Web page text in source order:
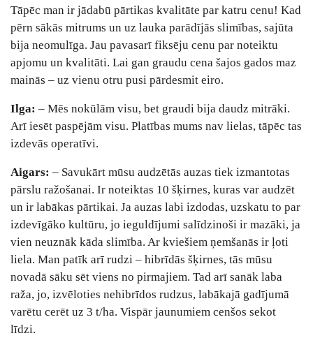
Tāpēc man ir jādabū pārtikas kvalitāte par katru cenu! Kad
pērn sākās mitrums un uz lauka parādījās slimības, sajūta
bija neomulīga. Jau pavasarī fiksēju cenu par noteiktu
apjomu un kvalitāti. Lai gan graudu cena šajos gados maz
mainās – uz vienu otru pusi pārdesmit eiro.
Ilga: – Mēs nokūlām visu, bet graudi bija daudz mitrāki.
Arī iesēt paspējām visu. Platības mums nav lielas, tāpēc tas
izdevās operatīvi.
Aigars: – Savukārt mūsu audzētās auzas tiek izmantotas
pārslu ražošanai. Ir noteiktas 10 šķirnes, kuras var audzēt
un ir labākas pārtikai. Ja auzas labi izdodas, uzskatu to par
izdevīgāko kultūru, jo ieguldījumi salīdzinoši ir mazāki, ja
vien neuznāk kāda slimība. Ar kviešiem ņemšanās ir ļoti
liela. Man patīk arī rudzi – hibrīdās šķirnes, tās mūsu
novadā sāku sēt viens no pirmajiem. Tad arī sanāk laba
raža, jo, izvēloties nehibrīdos rudzus, labākajā gadījumā
varētu cerēt uz 3 t/ha. Vispār jaunumiem cenšos sekot
līdzi.